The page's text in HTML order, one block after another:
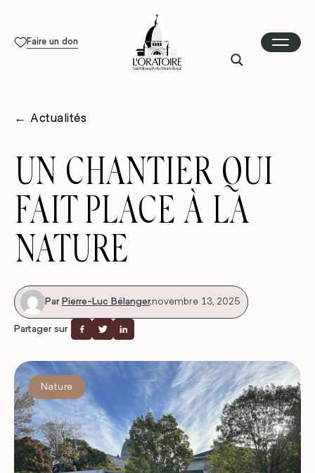
Faire un don
← Actualités
UN CHANTIER QUI
FAIT PLACE À LA
NATURE
Par Pierre-Luc Bélanger.novembre 13, 2025
Partager sur
Nature